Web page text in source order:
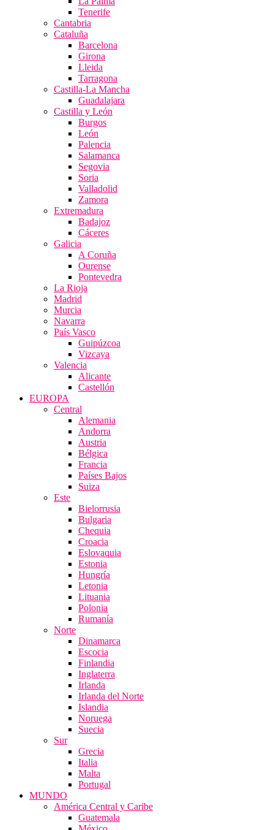
Tenerife
Cantabria
Cataluña
Barcelona
Girona
Lleida
Tarragona
Castilla-La Mancha
Guadalajara
Castilla y León
Burgos
León
Palencia
Salamanca
Segovia
Soria
Valladolid
Zamora
Extremadura
Badajoz
Cáceres
Galicia
A Coruña
Ourense
Pontevedra
La Rioja
Madrid
Murcia
Navarra
País Vasco
Guipúzcoa
Vizcaya
Valencia
Alicante
Castellón
EUROPA
Central
Alemania
Andorra
Austria
Bélgica
Francia
Países Bajos
Suiza
Este
Bielorrusia
Bulgaria
Chequia
Croacia
Eslovaquia
Estonia
Hungría
Letonia
Lituania
Polonia
Rumanía
Norte
Dinamarca
Escocia
Finlandia
Inglaterra
Irlanda
Irlanda del Norte
Islandia
Noruega
Suecia
Sur
Grecia
Italia
Malta
Portugal
MUNDO
América Central y Caribe
Guatemala